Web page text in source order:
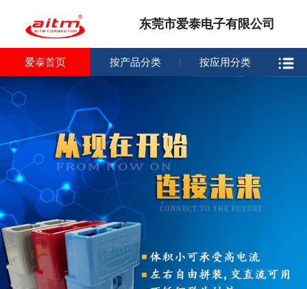
东莞市爱泰电子有限公司
爱泰首页 按产品分类 按应用分类